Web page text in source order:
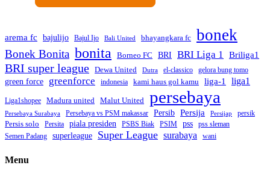
arema fc bajulijo Bajul Ijo Bali United bhayangkara fc bonek
Bonek Bonita bonita Borneo FC BRI BRI Liga 1 Briliga1
BRI super league Dewa United Dutra el-classico gelora bung tomo
green force greenforce indonesia kami haus gol kamu liga-1 liga1
Liga1shopee Madura united Malut United persebaya
Persebaya Surabaya Persebaya vs PSM makassar Persib Persija Persijap persik
Persis solo Persita piala presiden PSBS Biak PSIM pss
pss sleman
Semen Padang
superleague Super League surabaya wani
Menu